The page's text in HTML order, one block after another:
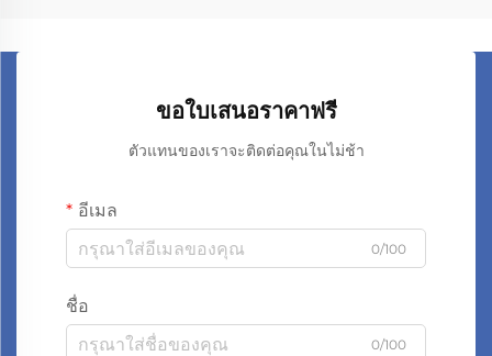
ขอใบเสนอราคาฟรี
ตัวแทนของเราจะติดต่อคุณในไม่ช้า
อีเมล
0/100
ชื่อ
0/100